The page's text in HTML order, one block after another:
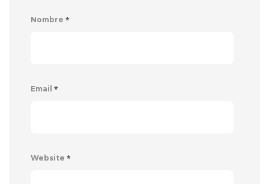
Nombre *
Email *
Website *